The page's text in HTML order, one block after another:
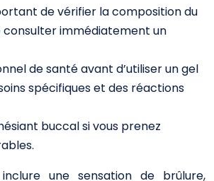
de vérifier la composition du
consulter immédiatement un
de santé avant d’utiliser un gel
spécifiques et des réactions
buccal si vous prenez
une sensation de brûlure,